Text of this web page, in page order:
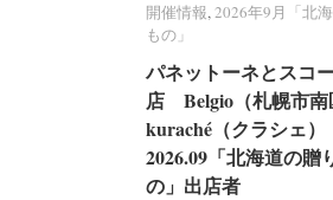
開催情報,2026年9月「北
もの」
パネットーネとスコ
店 Belgio（札幌市南
kuraché（クラシェ）
2026.09「北海道の贈
の」出店者
開催情報 2026年9月「北
もの」
パネットーネとスコ
店 Belgio（札幌市南
kuraché（クラシェ）
2026.09「北海道の贈
の」出店者